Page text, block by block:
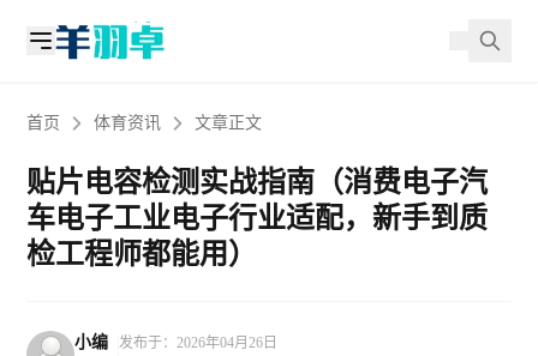
首页 体育资讯 文章正文
贴片电容检测实战指南（消费电子汽
车电子工业电子行业适配，新手到质
检工程师都能用）
小编
发布于：2026年04月26日